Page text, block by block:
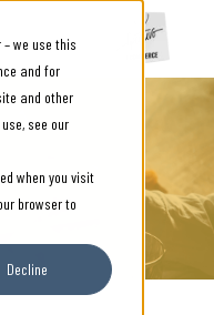
we use this
and for
and other
see our
when you visit
browser to
Decline